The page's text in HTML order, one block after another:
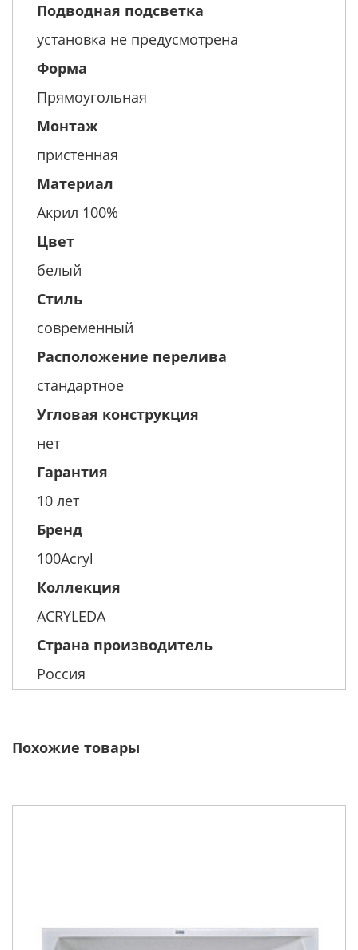
Подводная подсветка
установка не предусмотрена
Форма
Прямоугольная
Монтаж
пристенная
Материал
Акрил 100%
Цвет
белый
Стиль
современный
Расположение перелива
стандартное
Угловая конструкция
нет
Гарантия
10 лет
Бренд
100Acryl
Коллекция
ACRYLEDA
Страна производитель
Россия
Похожие товары